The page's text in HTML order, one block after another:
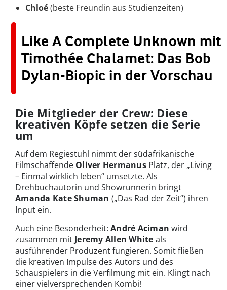
Chloé(beste Freundin aus Studienzeiten)
Like A Complete Unknown mit
Timothée Chalamet: Das Bob
Dylan-Biopic in der Vorschau
Die Mitglieder der Crew: Diese
kreativen Köpfe setzen die Serie
um
Auf dem Regiestuhl nimmt der südafrikanische
Filmschaffende Oliver HermanusPlatz, der „Living
– Einmal wirklich leben“ umsetzte. Als
Drehbuchautorin und Showrunnerin bringt
Amanda Kate Shuman („Das Rad der Zeit“) ihren
Input ein.
Auch eine Besonderheit: André Aciman wird
zusammen mit Jeremy Allen White als
ausführender Produzent fungieren. Somit fließen
die kreativen Impulse des Autors und des
Schauspielers in die Verfilmung mit ein. Klingt nach
einer vielversprechenden Kombi!